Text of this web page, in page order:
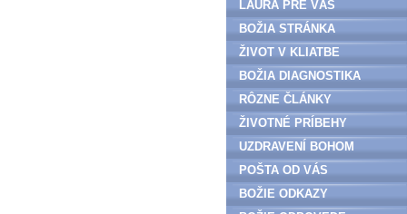
LAURA PRE VÁS
BOŽIA STRÁNKA
ŽIVOT V KLIATBE
BOŽIA DIAGNOSTIKA
RÔZNE ČLÁNKY
ŽIVOTNÉ PRÍBEHY
UZDRAVENÍ BOHOM
POŠTA OD VÁS
BOŽIE ODKAZY